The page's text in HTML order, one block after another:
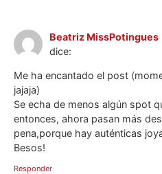
Beatriz MissPotingues
dice:
Me ha encantado el post
jajaja)
Se echa de menos algún spot
entonces, ahora pasan más
pena,porque hay auténticas
Besos!
Responder